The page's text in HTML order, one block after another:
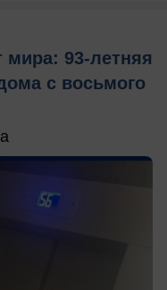
мира: 93-летняя
с восьмого